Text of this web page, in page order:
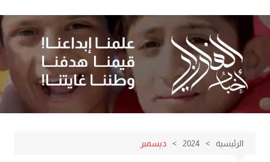
إلى
المحتوى
الرئيسية 2024 ديسمبر